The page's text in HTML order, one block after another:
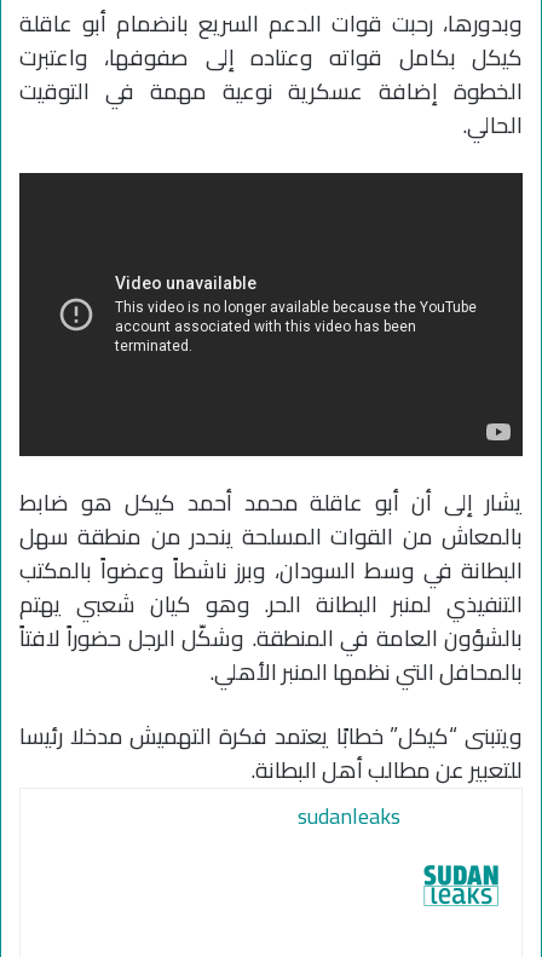
وبدورها، رحبت قوات الدعم السريع بانضمام أبو عاقلة
كيكل بكامل قواته وعتاده إلى صفوفها، واعتبرت
الخطوة إضافة عسكرية نوعية مهمة في التوقيت
الحالي.
يشار إلى أن أبو عاقلة محمد أحمد كيكل هو ضابط
بالمعاش من القوات المسلحة ينحدر من منطقة سهل
البطانة في وسط السودان، وبرز ناشطاً وعضواً بالمكتب
التنفيذي لمنبر البطانة الحر. وهو كيان شعبي يهتم
بالشؤون العامة في المنطقة. وشكّل الرجل حضوراً لافتاً
بالمحافل التي نظمها المنبر الأهلي.
ويتبنى “كيكل” خطابًا يعتمد فكرة التهميش مدخلا رئيسا
للتعبير عن مطالب أهل البطانة.
sudanleaks